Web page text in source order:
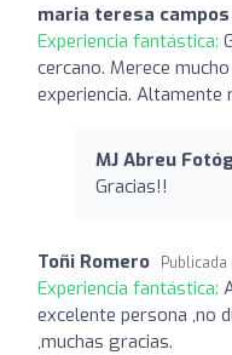
maria teresa campos
Experiencia fantástica:
cercano. Merece
experiencia. Altamente
MJ Abreu
Gracias!!
Toñi Romero Publicada
Experiencia fantástica:
excelente persona ,no
,muchas gracias.